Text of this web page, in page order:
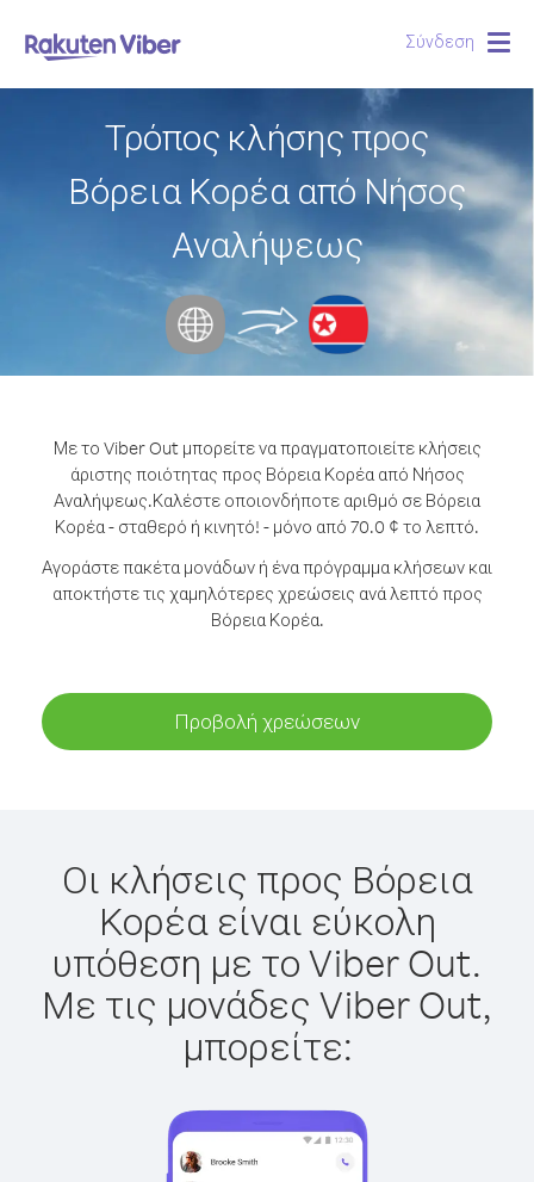
Σύνδεση
Τρόπος κλήσης προς
Βόρεια Κορέα από Νήσος
Αναλήψεως
Με το Viber Out μπορείτε να πραγματοποιείτε κλήσεις
άριστης ποιότητας προς Βόρεια Κορέα από Νήσος
Αναλήψεως.Καλέστε οποιονδήποτε αριθμό σε Βόρεια
Κορέα - σταθερό ή κινητό! - μόνο από 70.0 ¢ το λεπτό.
Αγοράστε πακέτα μονάδων ή ένα πρόγραμμα κλήσεων και
αποκτήστε τις χαμηλότερες χρεώσεις ανά λεπτό προς
Βόρεια Κορέα.
Προβολή χρεώσεων
Οι κλήσεις προς Βόρεια
Κορέα είναι εύκολη
υπόθεση με το Viber Out.
Με τις μονάδες Viber Out,
μπορείτε: